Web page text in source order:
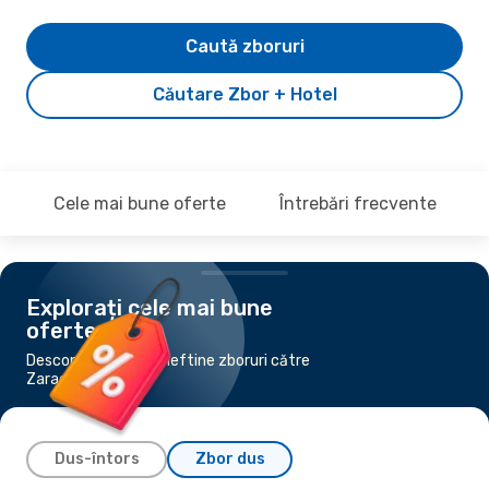
Căutare Zbor + Hotel
Caută zboruri
Cele mai bune oferte Întrebări frecvente
Explorați cele mai bune
oferte
Descoperă cele mai ieftine zboruri către
Zaragoza
Dus-întors Zbor dus